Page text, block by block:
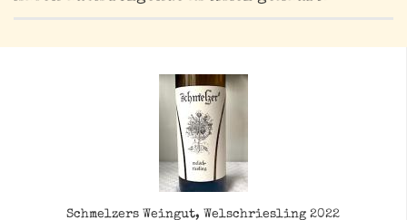
Schmelzers Weingut, Welschriesling 2022